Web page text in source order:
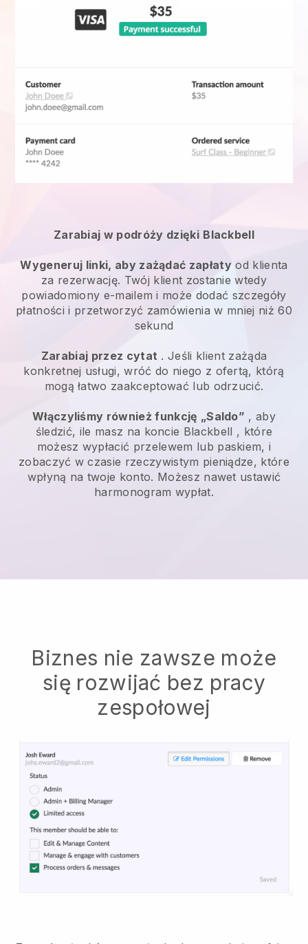
Zarabiaj w podróży dzięki Blackbell
Wygeneruj linki, aby zażądać zapłaty od klienta
za rezerwację. Twój klient zostanie wtedy
powiadomiony e-mailem i może dodać szczegóły
płatności i przetworzyć zamówienia w mniej niż 60
sekund
Zarabiaj przez cytat . Jeśli klient zażąda
konkretnej usługi, wróć do niego z ofertą, którą
mogą łatwo zaakceptować lub odrzucić.
Włączyliśmy również funkcję „Saldo” , aby
śledzić, ile masz na koncie Blackbell , które
możesz wypłacić przelewem lub paskiem, i
zobaczyć w czasie rzeczywistym pieniądze, które
wpłyną na twoje konto. Możesz nawet ustawić
harmonogram wypłat.
Biznes nie zawsze może
się rozwijać bez pracy
zespołowej